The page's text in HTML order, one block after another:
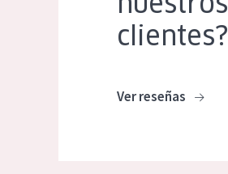
clientes?
Ver reseñas